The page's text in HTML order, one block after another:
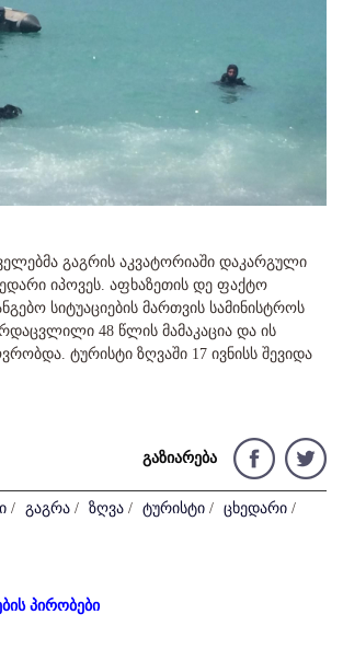
გაგრის აკვატორიაში დაკარგული
იპოვეს. აფხაზეთის დე ფაქტო
სიტუაციების მართვის სამინისტროს
48 წლის მამაკაცია და ის
ტურისტი ზღვაში 17 ივნისს შევიდა
გაზიარება
/ გაგრა / ზღვა / ტურისტი / ცხედარი /
პირობები